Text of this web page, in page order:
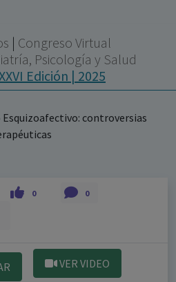
| Congreso Virtual
Psicología y Salud
Edición | 2025
controversias
0 0
VER VIDEO